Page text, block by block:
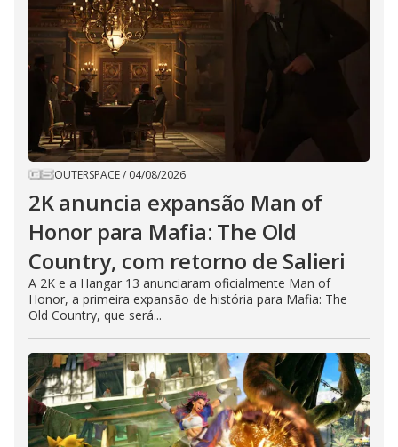
OUTERSPACE/ 04/08/2026
2K anuncia expansão Man of
Honor para Mafia: The Old
Country, com retorno de Salieri
A 2K e a Hangar 13 anunciaram oficialmente Man of
Honor, a primeira expansão de história para Mafia: The
Old Country, que será...